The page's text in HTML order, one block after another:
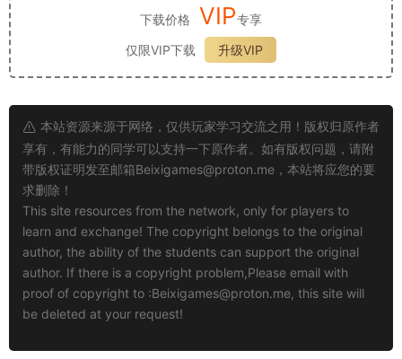
下载价格 VIP专享
仅限VIP下载
升级VIP
本站资源来源于网络，仅供玩家学习交流之用！版权归原作者
享有，有能力的同学可以支持一下原作者。如有版权问题，请附
带版权证明发至邮箱Beixigames@proton.me ，本站将应您的要
求删除！
This site resources from the network, only for players to
learn and exchange! The copyright belongs to the original
author, the ability of the students can support the original
author. If there is a copyright problem,Please email with
proof of copyright to :Beixigames@proton.me, this site will
be deleted at your request!